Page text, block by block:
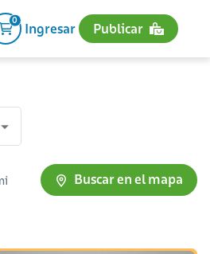
0
Ingresar Publicar
Buscar en el mapa